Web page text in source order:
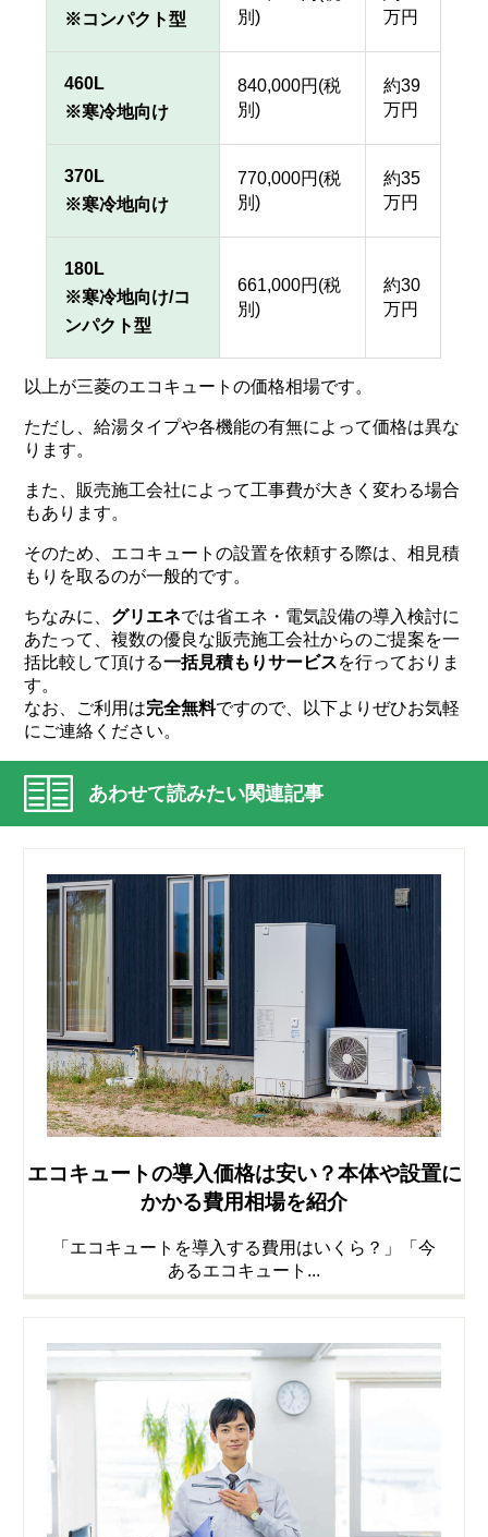
※コンパクト型
別)
万円
460L
※寒冷地向け
840,000円(税
別)
約39
万円
370L
※寒冷地向け
770,000円(税
別)
約35
万円
180L
※寒冷地向け/コ
ンパクト型
661,000円(税
別)
約30
万円
以上が三菱のエコキュートの価格相場です。
ただし、給湯タイプや各機能の有無によって価格は異な
ります。
また、販売施工会社によって工事費が大きく変わる場合
もあります。
そのため、エコキュートの設置を依頼する際は、相見積
もりを取るのが一般的です。
ちなみに、 グリエネでは省エネ・電気設備の導入検討に
あたって、複数の優良な販売施工会社からのご提案を一
括比較して頂ける一括見積もりサービスを行っておりま
す。
なお、ご利用は完全無料ですので、以下よりぜひお気軽
にご連絡ください。
あわせて読みたい関連記事
エコキュートの導入価格は安い？本体や設置に
かかる費用相場を紹介
「エコキュートを導入する費用はいくら？」「今
あるエコキュート...